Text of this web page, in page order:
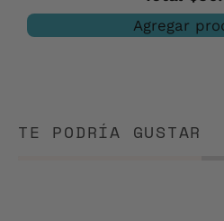
Agregar
TE PODRÍA GUSTAR